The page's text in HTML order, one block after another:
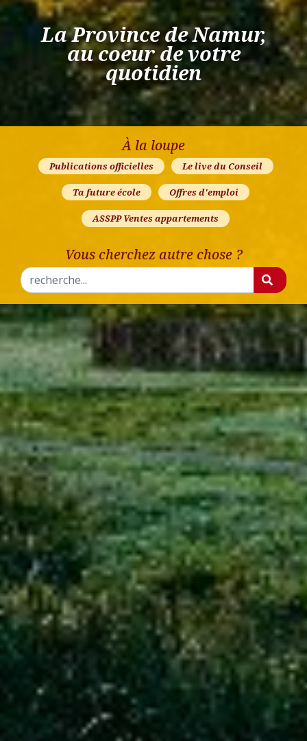
La Province de Namur,
au coeur de votre
quotidien
À la loupe
Publications officielles Le live du Conseil
Ta future école Offres d'emploi
ASSPP Ventes appartements
Vous cherchez autre chose ?
Rechercher